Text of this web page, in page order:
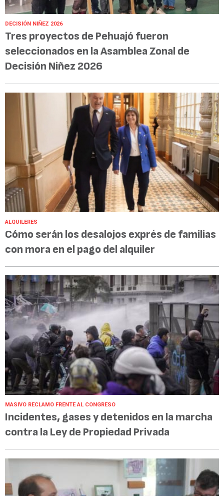
DECISIÓN NIÑEZ 2026
Tres proyectos de Pehuajó fueron
seleccionados en la Asamblea Zonal de
Decisión Niñez 2026
ALQUILERES
Cómo serán los desalojos exprés de familias
con mora en el pago del alquiler
MASIVO RECLAMO FRENTE AL CONGRESO
Incidentes, gases y detenidos en la marcha
contra la Ley de Propiedad Privada